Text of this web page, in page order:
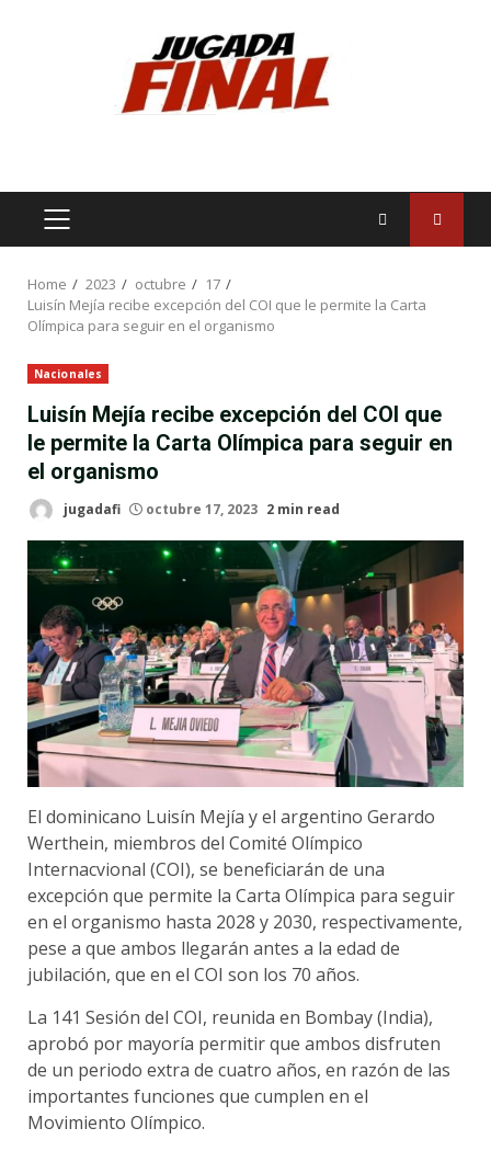
PRIMARY
Home 2023 octubre
17
Luisín Mejía recibe excepción del COI que le permite la Carta
Olímpica para seguir en el organismo
Nacionales
Luisín Mejía recibe excepción del COI que
le permite la Carta Olímpica para seguir en
el organismo
jugadafi octubre 17, 2023 2 min read
El dominicano Luisín Mejía y el argentino Gerardo
Werthein, miembros del Comité Olímpico
Internacvional (COI), se beneficiarán de una
excepción que permite la Carta Olímpica para seguir
en el organismo hasta 2028 y 2030, respectivamente,
pese a que ambos llegarán antes a la edad de
jubilación, que en el COI son los 70 años.
La 141 Sesión del COI, reunida en Bombay (India),
aprobó por mayoría permitir que ambos disfruten
de un periodo extra de cuatro años, en razón de las
importantes funciones que cumplen en el
Movimiento Olímpico.